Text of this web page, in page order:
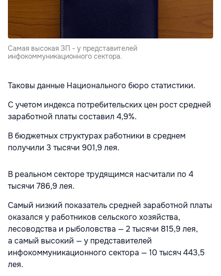
Самая высокая ЗП - у представителей
инфокоммуникационного сектора.
Таковы данные Национального бюро статистики.
С учетом индекса потребительских цен рост средней
заработной платы составил 4,9%.
В бюджетных структурах работники в среднем
получили 3 тысячи 901,9 лея.
В реальном секторе трудящимся насчитали по 4
тысячи 786,9 лея.
Самый низкий показатель средней заработной платы
оказался у работников сельского хозяйства,
лесоводства и рыболовства — 2 тысячи 815,9 лея,
а самый высокий — у представителей
инфокоммуникационного сектора — 10 тысяч 443,5
лея.